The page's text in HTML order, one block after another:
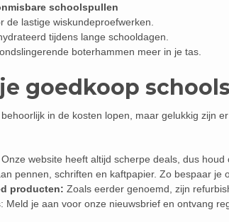
schoolspullen
de lastige wiskundeproefwerken.
tijdens lange schooldagen.
boterhammen meer in je tas.
goedkoop
in de kosten lopen, maar gelukkig zijn
Onze website heeft altijd scherpe deals, dus houd
pennen, schriften en kaftpapier. Zo bespaar je
producten: Zoals eerder genoemd, zijn
Meld je aan voor onze nieuwsbrief en ontvang